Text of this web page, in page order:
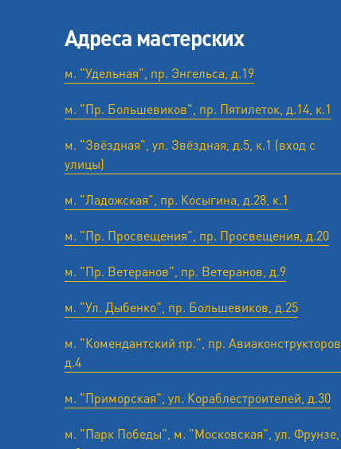
Адреса мастерских
м. "Удельная", пр. Энгельса, д.19
м. "Пр. Большевиков", пр. Пятилеток, д.14, к.1
м. "Звёздная", ул. Звёздная, д.5, к.1 (вход с
улицы)
м. "Ладожская", пр. Косыгина, д.28, к.1
м. "Пр. Просвещения", пр. Просвещения, д.20
м. "Пр. Ветеранов", пр. Ветеранов, д.9
м. "Ул. Дыбенко", пр. Большевиков, д.25
м. "Комендантский пр.", пр. Авиаконструкторов,
д.4
м. "Приморская", ул. Кораблестроителей, д.30
м. "Парк Победы", м. "Московская", ул. Фрунзе,